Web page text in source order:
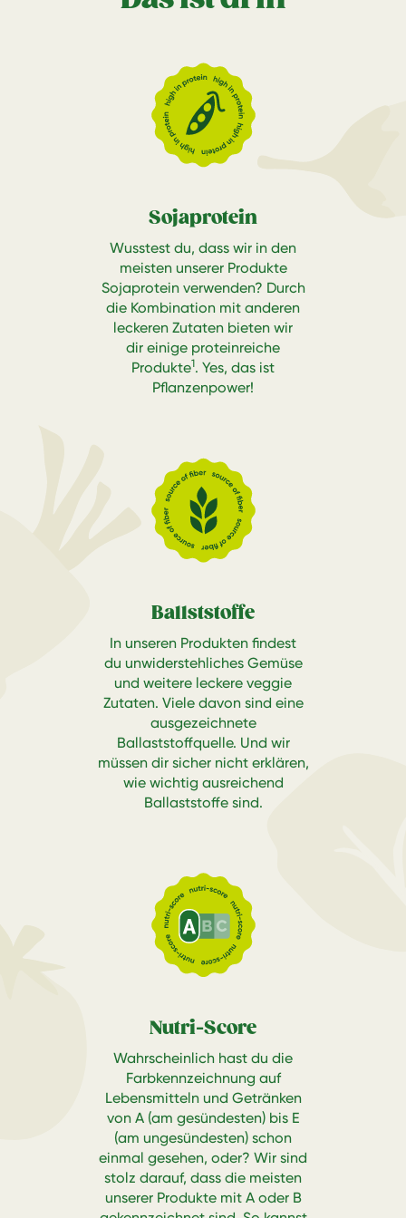
Sojaprotein
Wusstest du, dass wir in den
meisten unserer Produkte
Sojaprotein verwenden? Durch
die Kombination mit anderen
leckeren Zutaten bieten wir
dir einige proteinreiche
Produkte1. Yes, das ist
Pflanzenpower!
Ballststoffe
In unseren Produkten findest
du unwiderstehliches Gemüse
und weitere leckere veggie
Zutaten. Viele davon sind eine
ausgezeichnete
Ballaststoffquelle. Und wir
müssen dir sicher nicht erklären,
wie wichtig ausreichend
Ballaststoffe sind.
Nutri-Score
Wahrscheinlich hast du die
Farbkennzeichnung auf
Lebensmitteln und Getränken
von A (am gesündesten) bis E
(am ungesündesten) schon
einmal gesehen, oder? Wir sind
stolz darauf, dass die meisten
unserer Produkte mit A oder B